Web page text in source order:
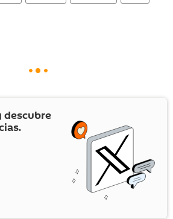
descubre